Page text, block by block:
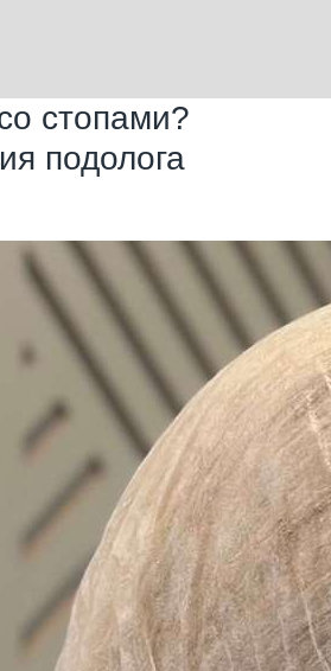
стопами?
подолога